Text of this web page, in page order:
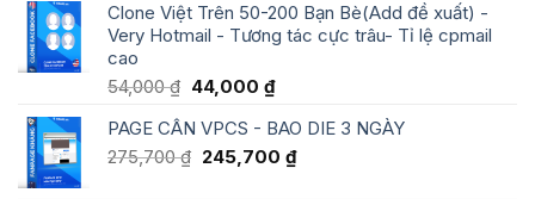
Clone Việt Trên 50-200 Bạn Bè(Add đề xuất) -
Very Hotmail - Tương tác cực trâu- Tỉ lệ cpmail
cao
54,000₫ Giá
là:
54,000 ₫.
44,000 ₫Giá
tại
là:
PAGE CÂN VPCS - BAO DIE 3 NGÀY
275,700₫ Giá
245,700 ₫Giá